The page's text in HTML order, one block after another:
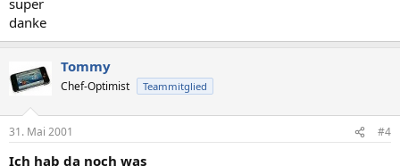
danke
Tommy
Chef-Optimist Teammitglied
31. Mai 2001 #4
Ich hab da noch was